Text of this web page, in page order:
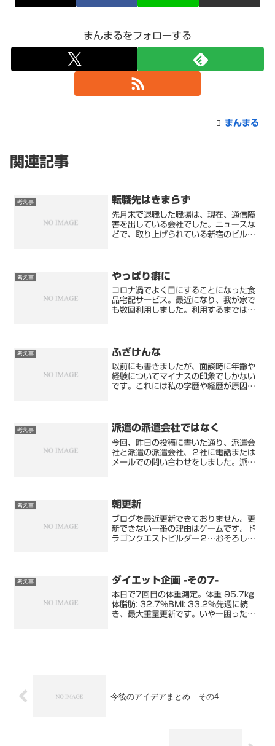
まんまるをフォローする
まんまる
関連記事
考え事 転職先はきまらず
先月末で退職した職場は、現在、通信障
害を出している会社でした。ニュースな
どで、取り上げられている新宿のビルに
な障害めったに起きないか...
考え事 やっぱり癖に
コロナ渦でよく目にすることになった食
品宅配サービス。最近になり、我が家で
も数回利用しました。利用するまでは、
まいます。利用したサービ...
考え事 ふざけんな
以前にも書きましたが、面談時に年齢や
経験についてマイナスの印象でしかない
です。これには私の学歴や経歴が原因で
た。…本人のではなく、...
考え事 派遣の派遣会社ではなく
今回、昨日の投稿に書いた通り、派遣会
社と派遣の派遣会社、２社に電話または
メールでの問い合わせをしました。派遣
らない点(Google...
考え事 朝更新
ブログを最近更新できておりません。更
新できない一番の理由はゲームです。ド
ラゴンクエストビルダー２…おそろしい
単に購入できる点。おそろ...
考え事 ダイエット企画 -その7-
本日で7回目の体重測定。体重 95.7kg
体脂肪: 32.7%BMI: 33.2%先週に続
き、最大重量更新です。いやー困った困
今後のアイデアまとめ その4